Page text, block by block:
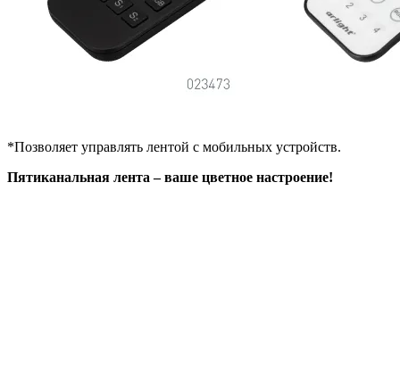
*Позволяет управлять лентой с мобильных устройств.
Пятиканальная лента – ваше цветное настроение!